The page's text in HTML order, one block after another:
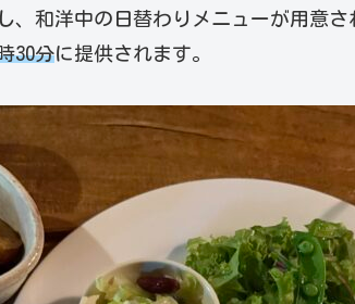
、和洋中の日替わりメニューが用意さ
30分に提供されます。